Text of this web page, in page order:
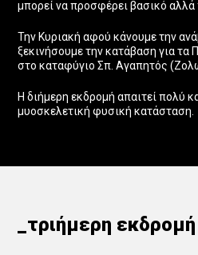
μπορεί να προσφέρει βασικό αλλά
Την Κυριακή αφού κάνουμε την
ξεκινήσουμε την κατάβαση για τα
στο καταφύγιο Σπ. Αγαπητός
Η διήμερη εκδρομή απαιτεί πολύ
μυοσκελετική φυσική κατάσταση.
_τριήμερη εκδρομή